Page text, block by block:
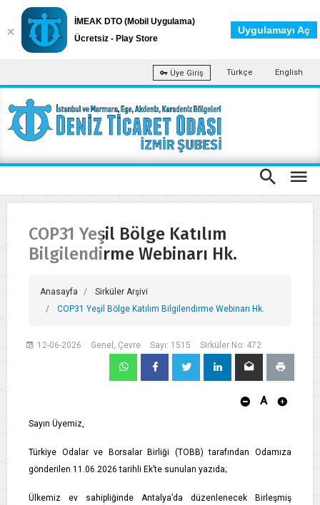
Üye Giriş Türkçe English
COP31 Yeşil Bölge Katılım
Bilgilendirme Webinarı Hk.
Anasayfa
Sirküler Arşivi
COP31 Yeşil Bölge Katılım Bilgilendirme Webinarı Hk.
12-06-2026 Genel, Çevre Sayı: 1515 Sirküler No: 472
A
Sayın Üyemiz,
Türkiye Odalar ve Borsalar Birliği (TOBB) tarafından Odamıza
gönderilen 11.06.2026 tarihli Ek’te sunulan yazıda;
Ülkemiz ev sahipliğinde Antalya’da düzenlenecek Birleşmiş
İMEAK DTO (Mobil Uygulama)
Ücretsiz - Play Store
Uygulamayı Aç